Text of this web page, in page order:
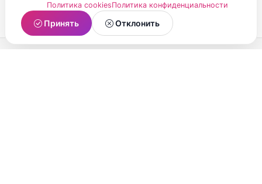
Политика cookiesПолитика конфиденциальности
Принять Отклонить